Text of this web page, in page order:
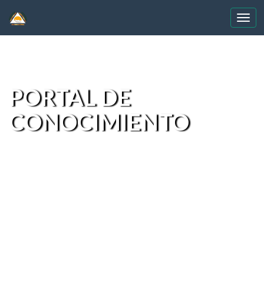
PORTAL DE
CONOCIMIENTO